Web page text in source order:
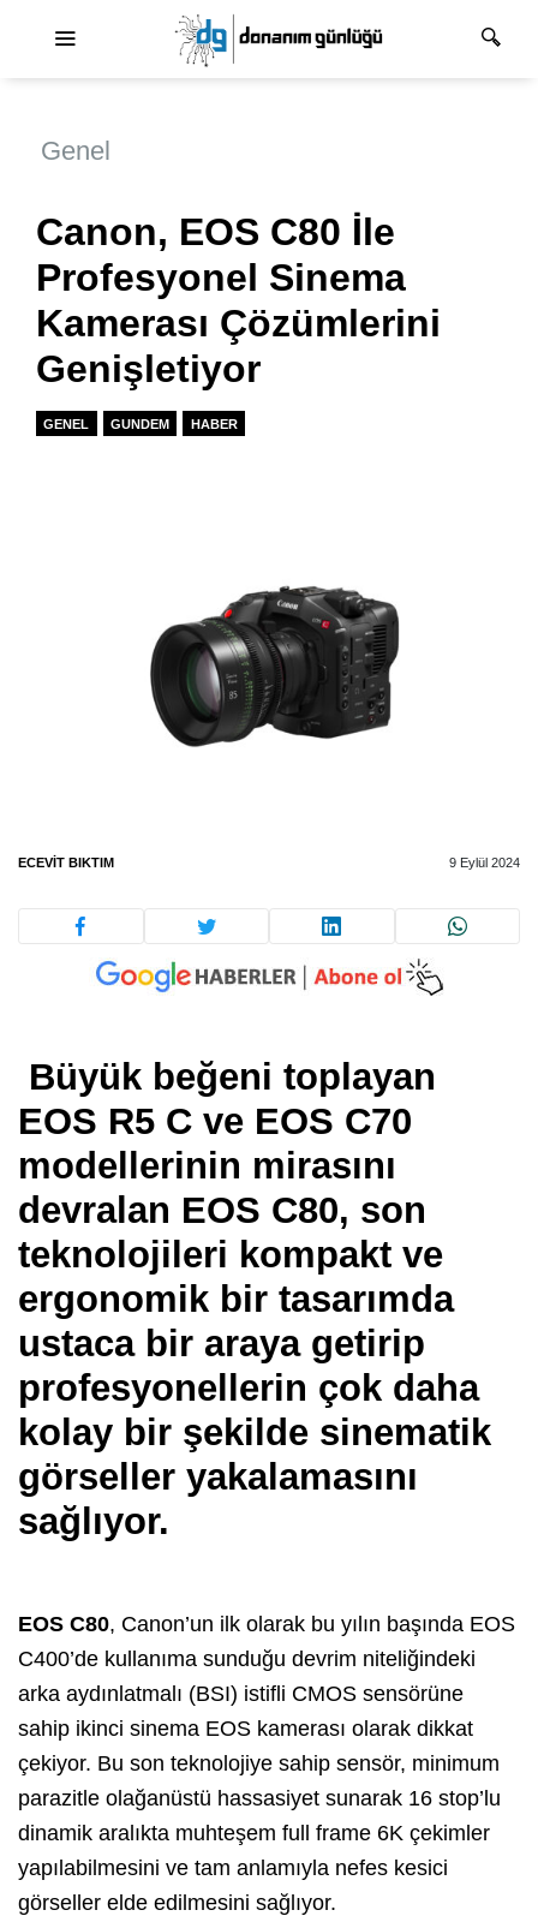
Genel
Canon, EOS C80 İle
Profesyonel Sinema
Kamerası Çözümlerini
Genişletiyor
GENEL GUNDEM HABER
ECEVIT BIKTIM 9 Eylül 2024
Büyük beğeni toplayan
EOS R5 C ve EOS C70
modellerinin mirasını
devralan EOS C80, son
teknolojileri kompakt ve
ergonomik bir tasarımda
ustaca bir araya getirip
profesyonellerin çok daha
kolay bir şekilde sinematik
görseller yakalamasını
sağlıyor.
EOS C80, Canon’un ilk olarak bu yılın başında EOS
C400’de kullanıma sunduğu devrim niteliğindeki
arka aydınlatmalı (BSI) istifli CMOS sensörüne
sahip ikinci sinema EOS kamerası olarak dikkat
çekiyor. Bu son teknolojiye sahip sensör, minimum
parazitle olağanüstü hassasiyet sunarak 16 stop’lu
dinamik aralıkta muhteşem full frame 6K çekimler
yapılabilmesini ve tam anlamıyla nefes kesici
görseller elde edilmesini sağlıyor.